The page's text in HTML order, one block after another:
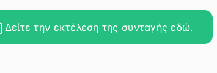
Δείτε την εκτέλεση της συνταγής εδώ.